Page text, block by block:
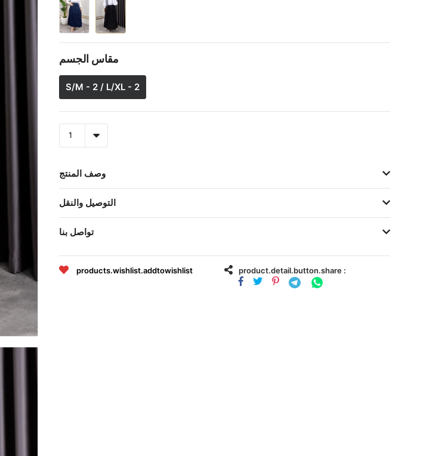
مقاس الجسم
S/M - 2 / L/XL - 2
وصف المنتج
التوصيل والنقل
تواصل بنا
products.wishlist.addtowishlist product.detail.button.share :